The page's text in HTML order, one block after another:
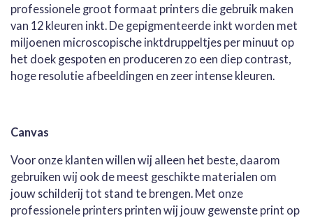
professionele groot formaat printers die gebruik maken
van 12 kleuren inkt. De gepigmenteerde inkt worden met
miljoenen microscopische inktdruppeltjes per minuut op
het doek gespoten en produceren zo een diep contrast,
hoge resolutie afbeeldingen en zeer intense kleuren.
Canvas
Voor onze klanten willen wij alleen het beste, daarom
gebruiken wij ook de meest geschikte materialen om
jouw schilderij tot stand te brengen. Met onze
professionele printers printen wij jouw gewenste print op